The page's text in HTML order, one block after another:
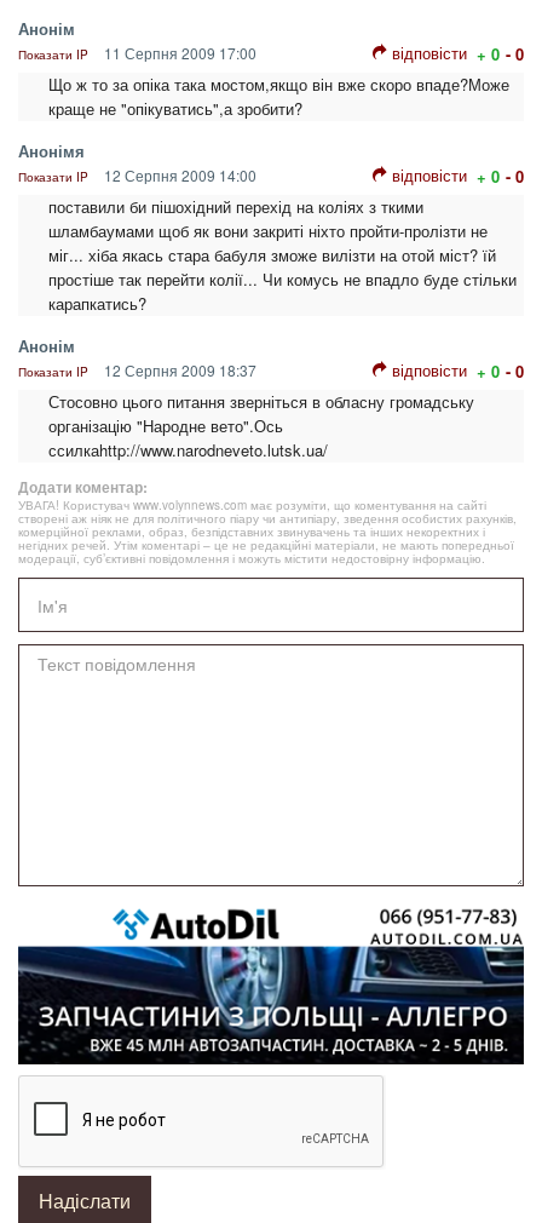
Анонім
Показати IP 11 Серпня 2009 17:00 відповісти + 0 - 0
Що ж то за опіка така мостом,якщо він вже скоро впаде?Може
краще не "опікуватись",а зробити?
Анонімя
Показати IP 12 Серпня 2009 14:00 відповісти + 0 - 0
поставили би пішохідний перехід на коліях з ткими
шламбаумами щоб як вони закриті ніхто пройти-пролізти не
міг... хіба якась стара бабуля зможе вилізти на отой міст? їй
простіше так перейти колії... Чи комусь не впадло буде стільки
карапкатись?
Анонім
Показати IP 12 Серпня 2009 18:37 відповісти + 0 - 0
Стосовно цього питання зверніться в обласну громадську
організацію "Народне вето".Ось
ссилкаhttp://www.narodneveto.lutsk.ua/
Додати коментар:
УВАГА! Користувач www.volynnews.com має розуміти, що коментування на сайті
створені аж ніяк не для політичного піару чи антипіару, зведення особистих рахунків,
комерційної реклами, образ, безпідставних звинувачень та інших некоректних і
негідних речей. Утім коментарі – це не редакційні матеріали, не мають попередньої
модерації, суб’єктивні повідомлення і можуть містити недостовірну інформацію.